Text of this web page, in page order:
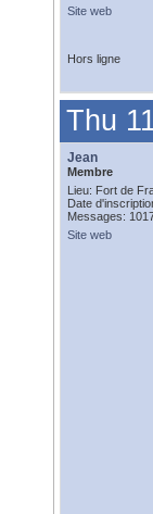
Site web
Hors ligne
Thu
Jean
Membre
Lieu: Fort de
Date
Messages:
Site web